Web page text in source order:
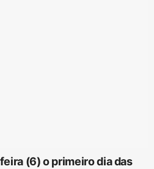
(6) o primeiro dia das